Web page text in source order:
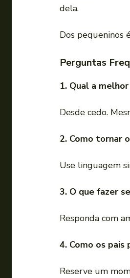
dela.
Dos pequeninos
Perguntas
1. Qual a
Desde cedo.
2. Como tornar
Use linguagem
3. O que fazer
Responda com
4. Como os pais
Reserve um